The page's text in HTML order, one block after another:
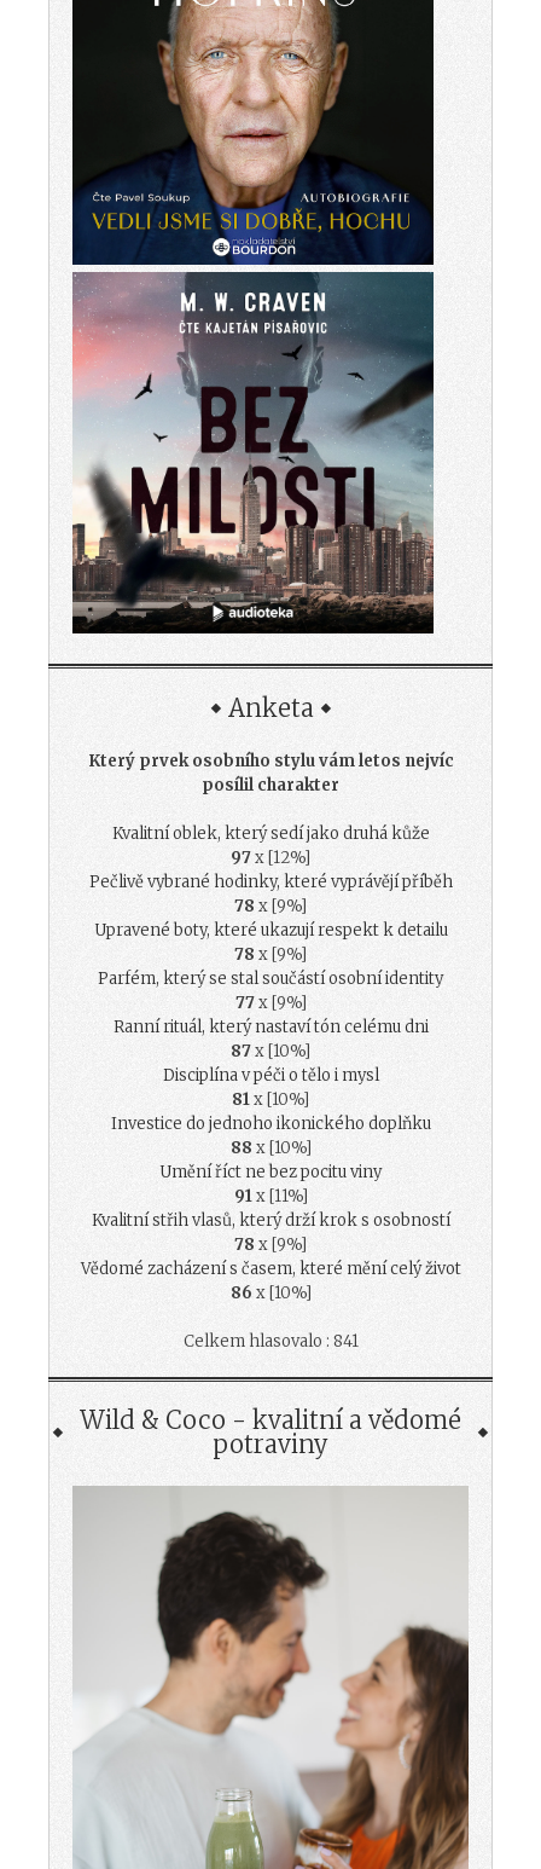
Anketa
Který prvek osobního stylu vám letos nejvíc
posílil charakter
Kvalitní oblek, který sedí jako druhá kůže
97x [12%]
Pečlivě vybrané hodinky, které vyprávějí příběh
78 x [9%]
Upravené boty, které ukazují respekt k detailu
78 x [9%]
Parfém, který se stal součástí osobní identity
77x [9%]
Ranní rituál, který nastaví tón celému dni
87x [10%]
Disciplína v péči o tělo i mysl
81x [10%]
Investice do jednoho ikonického doplňku
88 x [10%]
Umění říct ne bez pocitu viny
91x [11%]
Kvalitní střih vlasů, který drží krok s osobností
78 x [9%]
Vědomé zacházení s časem, které mění celý život
86 x [10%]
Celkem hlasovalo : 841
Wild & Coco - kvalitní a vědomé
potraviny